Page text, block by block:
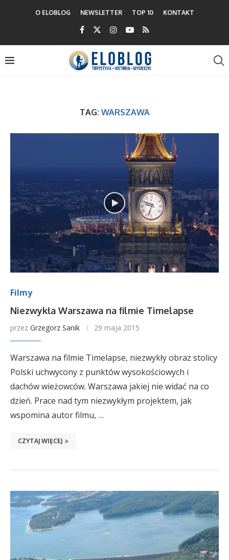
O ELOBLOG NEWSLETTER TOP 10 KONTAKT
TAG: WARSZAWA
Filmy
Niezwykła Warszawa na filmie Timelapse
przez Grzegorz Sanik 29 maja 2015
Warszawa na filmie Timelapse, niezwykły obraz stolicy
Polski uchwycony z punktów wysokościowych i
dachów wieżowców. Warszawa jakiej nie widać na co
dzień. Prace nad tym niezwykłym projektem, jak
wspomina autor filmu, …
CZYTAJ WIĘCEJ